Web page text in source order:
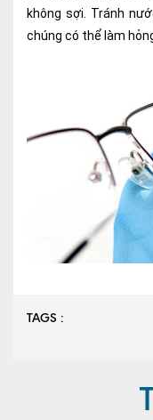
không sợi. Tránh
chúng có thể làm
TAGS :